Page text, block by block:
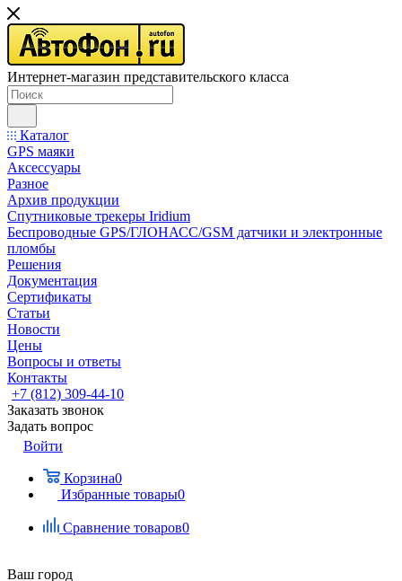
Интернет-магазин представительского класса
Каталог
GPS маяки
Аксессуары
Разное
Архив продукции
Спутниковые трекеры Iridium
Беспроводные GPS/ГЛОНАСС/GSM датчики и электронные
пломбы
Решения
Документация
Сертификаты
Статьи
Новости
Цены
Вопросы и ответы
Контакты
+7 (812) 309-44-10
Заказать звонок
Задать вопрос
Войти
Корзина0
Избранные товары0
Сравнение товаров0
Ваш город